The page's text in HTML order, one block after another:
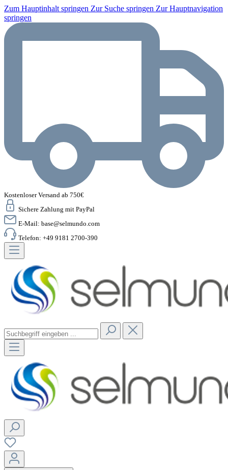
Zum Hauptinhalt springen Zur Suche springen Zur Hauptnavigation
springen
Kostenloser Versand ab 750€
Sichere Zahlung mit PayPal
E-Mail: base@selmundo.com
Telefon: +49 9181 2700-390